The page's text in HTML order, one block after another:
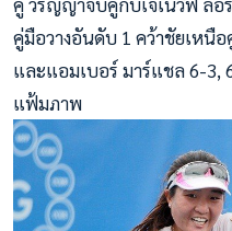
คู่มือวางอันดับ 1 คว้าชัยเหนื
และแอมเบอร์ มาร์แชล 6-3,
แฟ้มภาพ